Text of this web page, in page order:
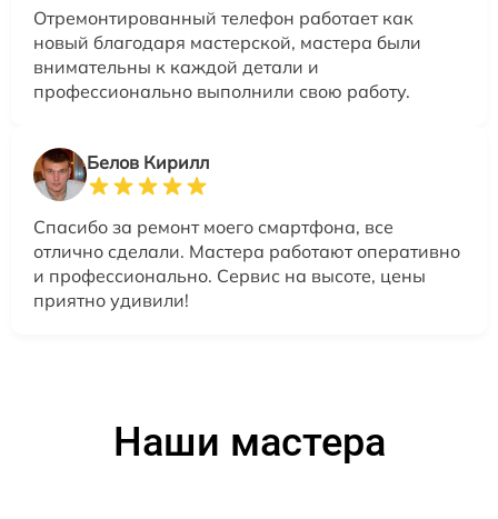
Отремонтированный телефон работает как
новый благодаря мастерской, мастера были
внимательны к каждой детали и
профессионально выполнили свою работу.
Белов Кирилл
Спасибо за ремонт моего смартфона, все
отлично сделали. Мастера работают оперативно
и профессионально. Сервис на высоте, цены
приятно удивили!
Наши мастера